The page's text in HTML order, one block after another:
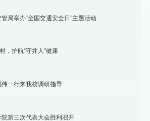
局举办“全国交通安全日”主题活动
，护航“守井人”健康
一行来我校调研指导
第三次代表大会胜利召开